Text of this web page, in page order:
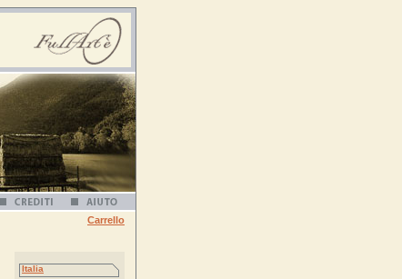
Carrello
Italia